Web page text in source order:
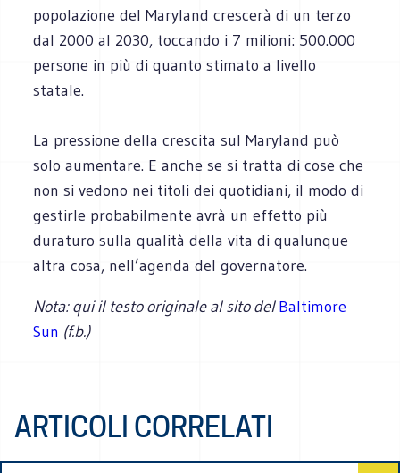
popolazione del Maryland crescerà di un terzo
dal 2000 al 2030, toccando i 7 milioni: 500.000
persone in più di quanto stimato a livello
statale.
La pressione della crescita sul Maryland può
solo aumentare. E anche se si tratta di cose che
non si vedono nei titoli dei quotidiani, il modo di
gestirle probabilmente avrà un effetto più
duraturo sulla qualità della vita di qualunque
altra cosa, nell’agenda del governatore.
Nota: qui il testo originale al sito delBaltimore
Sun (f.b.)
ARTICOLI CORRELATI